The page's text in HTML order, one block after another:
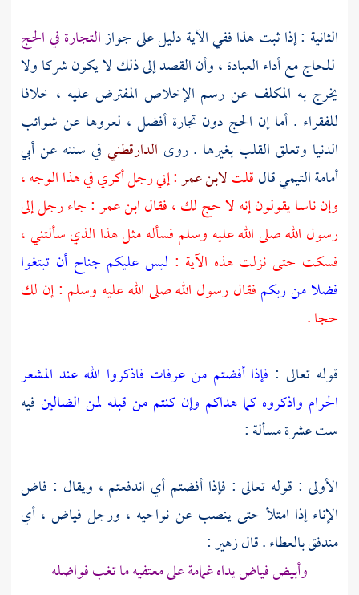
الثانية : إذا ثبت هذا ففي الآية دليل على جوازالتجارة في الحج
للحاج مع أداء العبادة ، وأن القصد إلى ذلك لا يكون شركا ولا
يخرج به المكلف عن رسم الإخلاص المفترض عليه ، خلافا
للفقراء . أما إن الحج دون تجارة أفضل ، لعروها عن شوائب
الدنيا وتعلق القلب بغيرها . روى الدارقطني في سننه عنأبي
أمامة التيميقالقلتلابن عمر: إني رجل أكري في هذا الوجه ،
وإن ناسا يقولون إنه لا حج لك ، فقالابن عمر: جاء رجل إلى
رسول الله صلى الله عليه وسلم فسأله مثل هذا الذي سألتني ،
فسكت حتى نزلت هذه الآية : ليس عليكم جناح أن تبتغوا
فضلا من ربكمفقال رسول الله صلى الله عليه وسلم : إن لك
حجا .
قوله تعالى : فإذا أفضتم من عرفات فاذكروا الله عند المشعر
الحرام واذكروه كما هداكم وإن كنتم من قبله لمن الضالين فيه
ست عشرة مسألة :
الأولى : قوله تعالى : فإذا أفضتم أي اندفعتم ، ويقال : فاض
الإناء إذا امتلأ حتى ينصب عن نواحيه ، ورجل فياض ، أي
مندفق بالعطاء . قالزهير:
وأبيض فياض يداه غمامة على معتفيه ما تغب فواضله